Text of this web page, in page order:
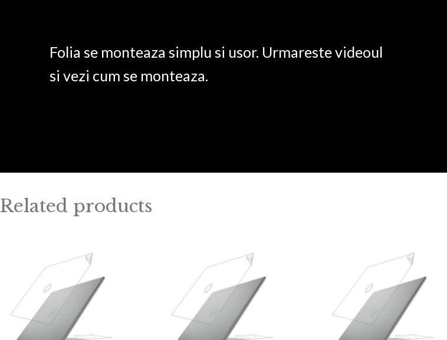
Folia se monteaza simplu si usor. Urmareste videoul
si vezi cum se monteaza.
Related products